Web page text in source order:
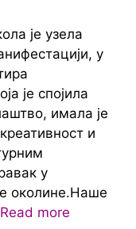
је узела
у
је спојила
имала је
и
у
околине.Наше
Read more